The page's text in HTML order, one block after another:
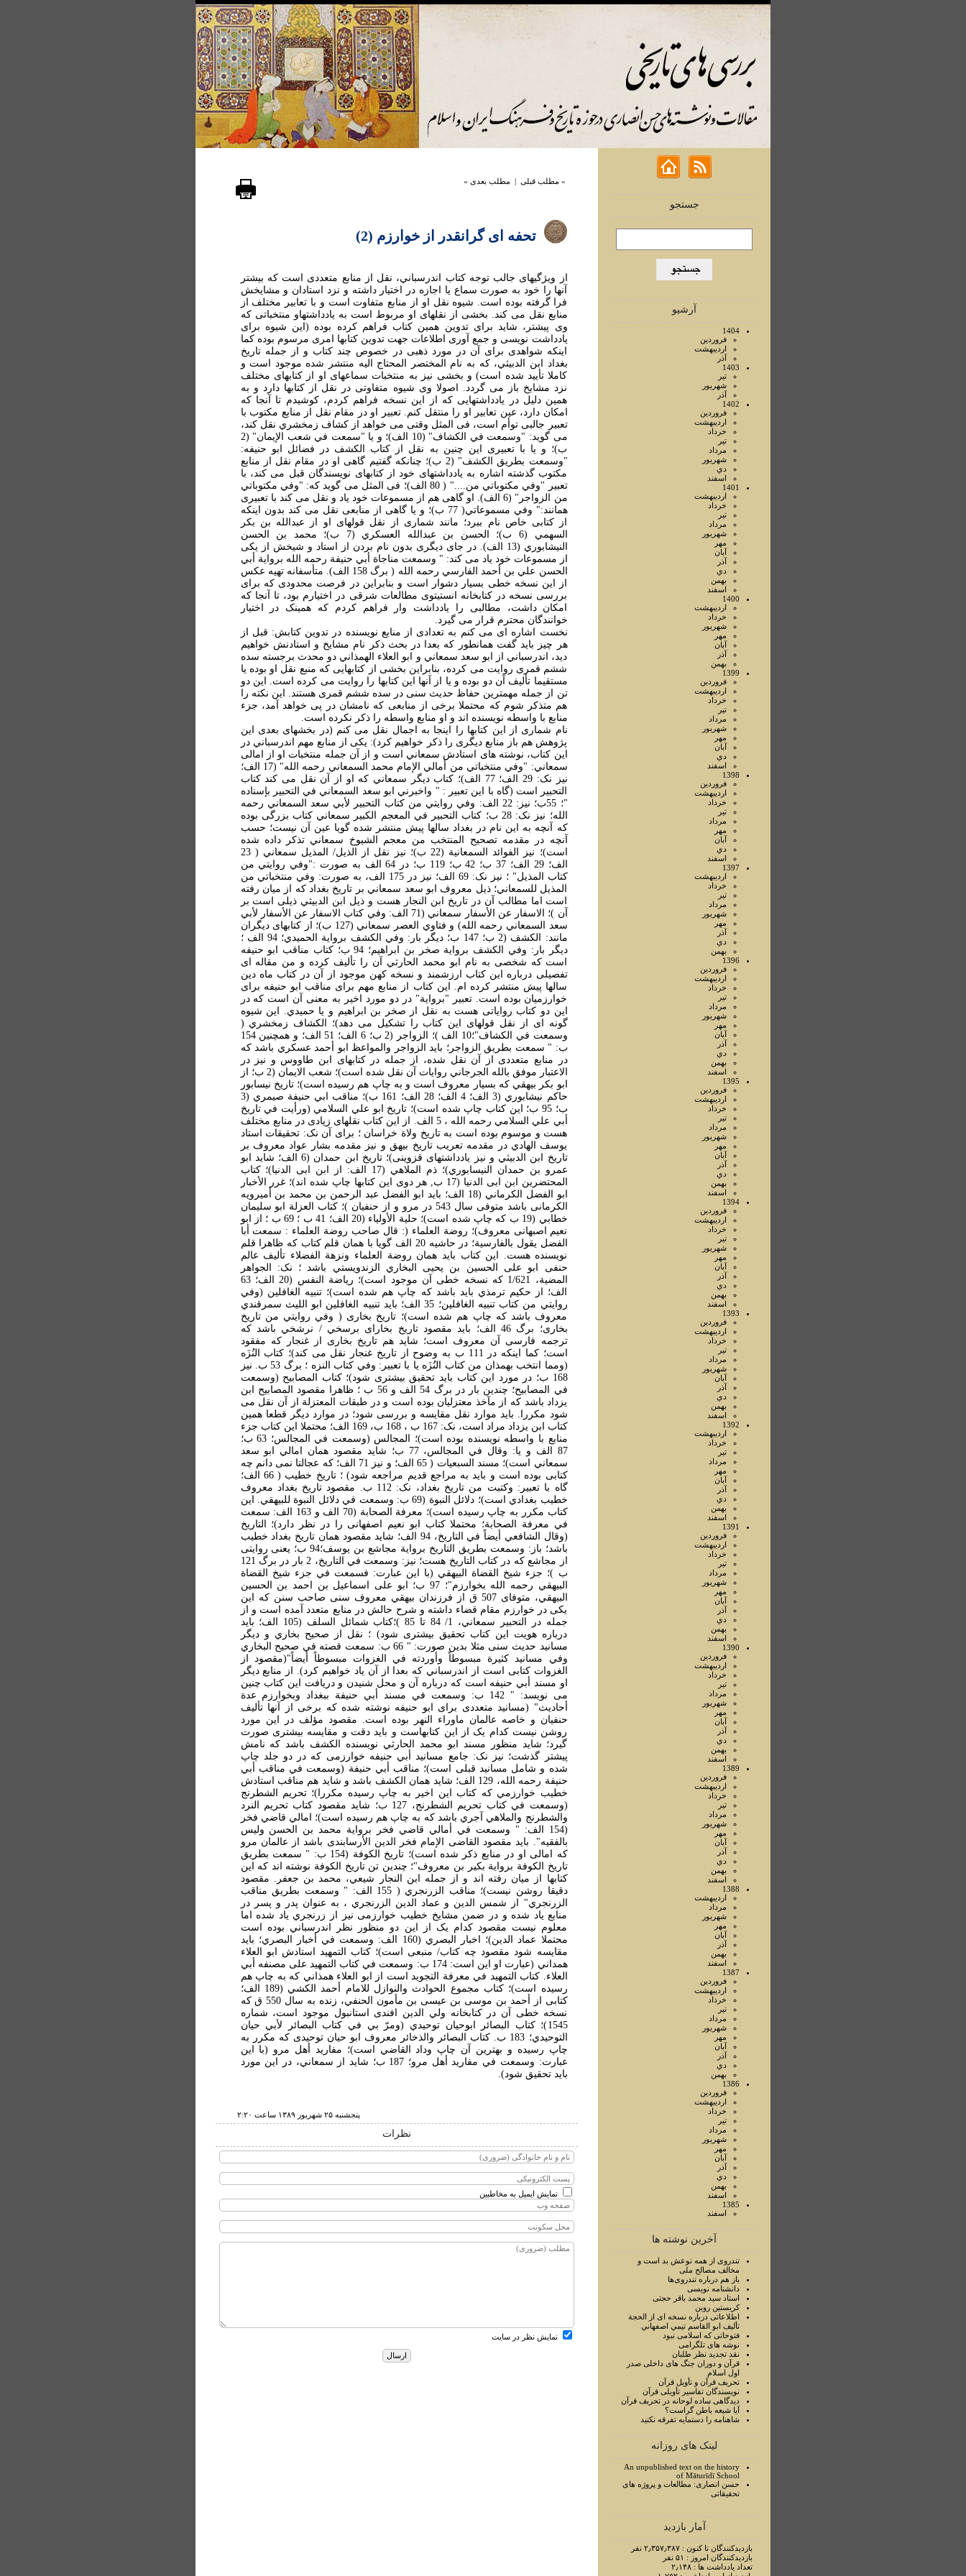
جستجو
آرشیو
1404
فروردين
ارديبهشت
آذر
1403
تير
شهريور
آذر
1402
فروردين
ارديبهشت
خرداد
تير
مرداد
شهريور
دي
اسفند
1401
ارديبهشت
خرداد
تير
مرداد
شهريور
مهر
آبان
آذر
دي
بهمن
اسفند
1400
ارديبهشت
خرداد
شهريور
مهر
آبان
آذر
بهمن
1399
فروردين
ارديبهشت
خرداد
تير
مرداد
شهريور
مهر
آبان
دي
اسفند
1398
فروردين
ارديبهشت
خرداد
تير
مرداد
مهر
آبان
دي
اسفند
1397
ارديبهشت
خرداد
تير
مرداد
شهريور
مهر
آذر
دي
بهمن
1396
فروردين
ارديبهشت
خرداد
تير
مرداد
شهريور
مهر
آبان
آذر
دي
بهمن
اسفند
1395
فروردين
ارديبهشت
خرداد
تير
مرداد
شهريور
مهر
آبان
آذر
دي
بهمن
اسفند
1394
فروردين
ارديبهشت
خرداد
تير
شهريور
مهر
آبان
آذر
دي
بهمن
اسفند
1393
فروردين
ارديبهشت
خرداد
تير
مرداد
شهريور
آبان
آذر
دي
بهمن
اسفند
1392
ارديبهشت
خرداد
تير
مرداد
مهر
آبان
آذر
دي
بهمن
اسفند
1391
فروردين
ارديبهشت
خرداد
تير
مرداد
شهريور
مهر
آبان
آذر
دي
بهمن
اسفند
1390
فروردين
ارديبهشت
خرداد
تير
مرداد
شهريور
مهر
آبان
آذر
دي
بهمن
اسفند
1389
فروردين
ارديبهشت
خرداد
تير
مرداد
شهريور
مهر
آبان
آذر
دي
بهمن
اسفند
1388
ارديبهشت
مرداد
شهريور
مهر
آبان
آذر
بهمن
اسفند
1387
فروردين
ارديبهشت
خرداد
تير
مرداد
شهريور
مهر
آبان
آذر
دي
بهمن
1386
فروردين
ارديبهشت
خرداد
تير
مرداد
شهريور
مهر
آبان
آذر
دي
بهمن
اسفند
1385
اسفند
آخرین نوشته ها
تندروی از همه نوعش بد است و
مخالف مصالح ملی
باز هم درباره تندروی‌ها
دانشنامه نویسی
استاد سيد محمد باقر حجتی
کریستین روبن
اطلاعاتی درباره نسخه ای از الحجة
تأليف ابو القاسم تيمي اصفهاني
فتوحاتی که اسلامی نبود
نوشه های تلگرامی
نقد تجدید نظر طلبان
قرآن و دوران جنگ های داخلی صدر
اول اسلام
تحريف قرآن و تأويل قرآن
نويسندگان تفاسير تأويلی قرآن
ديدگاهی ساده لوحانه در تحريف قرآن
آيا شيعه باطن گراست؟
شاهنامه را دستمايه تفرقه نکنيد
لینک های روزانه
An unpublished text on the history
of Māturīdī School
حسن انصاری: مطالعات و پروژه های
تحقیقاتی
آمار بازدید
بازدیدکنندگان تا کنون : ۲٫۳۵۷٫۳۸۷ نفر
بازدیدکنندگان امروز : ۵۱ نفر
تعداد یادداشت ها : ۲٫۱۴۸
« مطلب قبلی | مطلب بعدی »
تحفه ای گرانقدر از خوارزم (2)
از ويژگيهای جالب توجه کتاب اندرسباني، نقل از منابع متعددی است که بيشتر
آنها را خود به صورت سماع يا اجازه در اختيار داشته و نزد استادان و مشايخش
فرا گرفته بوده است. شيوه نقل او از منابع متفاوت است و با تعابير مختلف از
منابع نقل می کند. بخشی از نقلهای او مربوط است به يادداشتهاو منتخباتی که
وی پيشتر، شايد برای تدوين همين کتاب فراهم کرده بوده (اين شيوه برای
يادداشت نويسی و جمع آوری اطلاعات جهت تدوين کتابها امری مرسوم بوده کما
اينکه شواهدی برای آن در مورد ذهبی در خصوص چند کتاب و از جمله تاريخ
بغداد ابن الدبيثي، که به نام المختصر المحتاج اليه منتشر شده موجود است و
کاملا تأييد شده است) و بخشی نيز به منتخبات سماعهای او از کتابهای مختلف
نزد مشايخ باز می گردد. اصولا وی شيوه متفاوتی در نقل از کتابها دارد و به
همين دليل در يادداشتهايی که از اين نسخه فراهم کردم، کوشيدم تا آنجا که
امکان دارد، عين تعابير او را منتقل کنم. تعبير او در مقام نقل از منابع مکتوب با
تعبير جالبی توأم است، فی المثل وقتی می خواهد از کشاف زمخشري نقل کند،
می گويد: "وسمعت في الکشاف" (10 الف)؛ و يا "سمعت في شعب الإيمان" (2
ب)؛ و يا با تعبيری اين چنين به نقل از کتاب الکشف در فضائل ابو حنيفه:
"وسمعت بطريق الکشف" (2 ب)؛ چنانکه گفتيم گاهی او در مقام نقل از منابع
مکتوب گذشته اشاره به يادداشتهای خود از کتابهای نويسندگان قبل می کند، با
تعبير "وفي مکتوباتي من...." ( 80 الف)؛ فی المثل می گويد که: "وفي مکتوباتي
من الزواجر" (6 الف). او گاهی هم از مسموعات خود ياد و نقل می کند با تعبيری
همانند:" وفي مسموعاتي( 77 ب)؛ و يا گاهی از منابعی نقل می کند بدون اينکه
از کتابی خاص نام ببرد؛ مانند شماری از نقل قولهای او از عبدالله بن بکر
السهمي (6 ب)؛ الحسن بن عبدالله العسکري (7 ب)؛ محمد بن الحسن
النيشابوري (13 الف). در جای ديگری بدون نام بردن از استاد و شيخش از يکی
از مسموعات خود ياد می کند: " وسمعت مناجاة أبي حنيفة رحمه الله برواية أبي
الحسن علي بن أحمد الفارسي رحمه الله ( برگ 158 الف). متأسفانه تهيه عکس
از اين نسخه خطی بسيار دشوار است و بنابراين در فرصت محدودی که برای
بررسی نسخه در کتابخانه انستيتوی مطالعات شرقی در اختيارم بود، تا آنجا که
امکان داشت، مطالبی را يادداشت وار فراهم کردم که همينک در اختيار
خوانندگان محترم قرار می گيرد.
نخست اشاره ای می کنم به تعدادی از منابع نويسنده در تدوين کتابش: قبل از
هر چيز بايد گفت همانطور که بعدا در بحث ذکر نام مشايخ و استادنش خواهيم
ديد، اندرسباني از ابو سعد سمعاني و ابو العلاء الهمذاني دو محدث برجسته سده
ششم قمری روايت می کرده، بنابراين بخشی از کتابهايی که منبع نقل او بوده يا
مستقيما تأليف آن دو بوده و يا از آنها اين کتابها را روايت می کرده است. اين دو
تن از جمله مهمترين حفاظ حديث سنی در سده ششم قمری هستند. اين نکته را
هم متذکر شوم که محتملا برخی از منابعی که نامشان در پی خواهد آمد، جزء
منابع با واسطه نويسنده اند و او منابع واسطه را ذکر نکرده است.
نام شماری از اين کتابها را اينجا به اجمال نقل می کنم (در بخشهای بعدی اين
پژوهش هم باز منابع ديگری را ذکر خواهيم کرد): يکی از منابع مهم اندرسباني در
اين کتاب، نوشته های استادش سمعاني است و از آن جمله منتخبات او از امالی
سمعاني: "وفي منتخباتي من أمالي الإمام محمد السمعاني رحمه الله" (17 الف؛
نيز نک: 29 الف؛ 77 الف)؛ کتاب ديگر سمعاني که او از آن نقل می کند کتاب
التحبير است (گاه با اين تعبير : " واخبرني ابو سعد السمعاني في التحبير بإسناده
"؛ 55ب؛ نيز: 22 الف: وفي روايتي من کتاب التحبير لأبي سعد السمعاني رحمه
الله؛ نيز نک: 28 ب؛ کتاب التحبير في المعجم الکبير سمعاني کتاب بزرگی بوده
که آنچه به اين نام در بغداد سالها پيش منتشر شده گويا عين آن نيست؛ حسب
آنچه در مقدمه تصحيح المنتخب من معجم الشيوخ سمعاني تذکر داده شده
است)؛ نيز الفوائد السمعانية (22 ب)؛ نيز نقل از الذيل/ المذيل سمعاني ( 23
الف؛ 29 الف؛ 37 ب؛ 42 ب؛ 119 ب؛ در 64 الف به صورت :"وفي روايتي من
کتاب المذيل" ؛ نيز نک: 69 الف؛ نيز در 175 الف، به صورت: وفي منتخباتي من
المذيل للسمعاني؛ ذيل معروف ابو سعد سمعاني بر تاريخ بغداد که از ميان رفته
است اما مطالب آن در تاريخ ابن النجار هست و ذيل ابن الدبيثي ذيلی است بر
آن )؛ الاسفار عن الأسفار سمعاني (71 الف: وفي کتاب الاسفار عن الأسفار لأبي
سعد السمعاني رحمه الله) و فتاوي العصر سمعاني (127 ب)؛ از کتابهای ديگران
مانند: الکشف (2 ب؛ 147 ب؛ ديگر بار: وفي الکشف برواية الحميدي؛ 94 الف ؛
ديگر بار: وفي الکشف برواية صخر بن ابراهيم؛ 94 ب؛ کتاب مناقب ابو حنيفه
است که شخصی به نام ابو محمد الحارثي آن را تأليف کرده و من مقاله ای
تفصيلی درباره اين کتاب ارزشمند و نسخه کهن موجود از آن در کتاب ماه دين
سالها پيش منتشر کرده ام. اين کتاب از منابع مهم برای مناقب ابو حنيفه برای
خوارزميان بوده است. تعبير "برواية" در دو مورد اخير به معنی آن است که در
اين دو کتاب رواياتی هست به نقل از صخر بن ابراهيم و يا حميدي. اين شيوه
گونه ای از نقل قولهای اين کتاب را تشکيل می دهد)؛ الکشاف زمخشري (
وسمعت في الکشاف"؛10 الف )؛ الزواجر (2 ب؛ 6 الف؛ 51 الف؛ و همچنين 154
ب: " سمعت بطريق الزواجر؛ بايد الزواجر والمواعظ ابو أحمد عسکري باشد که
در منابع متعددی از آن نقل شده، از جمله در کتابهای ابن طاووس و نيز در
الاعتبار موفق بالله الجرجاني روايات آن نقل شده است)؛ شعب الايمان (2 ب؛ از
ابو بکر بيهقي که بسيار معروف است و به چاپ هم رسيده است)؛ تاريخ نيسابور
حاکم نيشابوري (3 الف؛ 4 الف؛ 28 الف؛ 161 ب)؛ مناقب ابي حنيفة صيمري (3
ب؛ 95 ب؛ اين کتاب چاپ شده است)؛ تاريخ ابو علي السلامي (ورأيت في تاريخ
أبي علي السلامي رحمه الله ، 5 الف. از اين کتاب نقلهای زيادی در منابع مختلف
هست و موسوم بوده است به تاريخ ولاة خراسان ؛ برای آن نک: تحقيقات استاد
يوسف الهادي در مقدمه تعريب تاريخ بيهق و نيز مقدمه بشار عواد معروف بر
تاريخ ابن الدبيثي و نيز يادداشتهای قزوينی)؛ تاريخ ابن حمدان (6 الف؛ شايد ابو
عمرو بن حمدان النيسابوري)؛ ذم الملاهي (17 الف: از ابن ابی الدنيا)؛ کتاب
المحتضرين ابن ابی الدنيا (17 ب, هر دوی اين کتابها چاپ شده اند)؛ غرر الأخبار
ابو الفضل الکرماني (18 الف؛ بايد ابو الفضل عبد الرحمن بن محمد بن أميرويه
الکرمانی باشد متوفی سال 543 در مرو و از حنفيان )؛ کتاب العزلة ابو سليمان
خطابي (19 ب که چاپ شده است)؛ حلية الأولياء (20 الف؛ 41 ب ؛ 69 ب ؛ از ابو
نعيم اصبهانی معروف)؛ روضة العلماء (: قال صاحب روضة العلماء : سمعت أبا
الفضل يقول بالفارسية؛ در حاشيه 20 الف گويا با همان قلم کتاب که ظاهرا قلم
نويسنده هست. اين کتاب بايد همان روضة العلماء ونزهة الفضلاء تأليف عالم
حنفی ابو علی الحسين بن يحيى البخاري الزندويستي باشد ؛ نک: الجواهر
المضية، 1/621 که نسخه خطی آن موجود است)؛ رياضة النفس (20 الف؛ 63
الف؛ از حکيم ترمذي بايد باشد که چاپ هم شده است)؛ تنبيه الغافلين (وفي
روايتي من کتاب تنبيه الغافلين؛ 35 الف؛ بايد تنبيه الغافلين ابو الليث سمرقندي
معروف باشد که چاپ هم شده است)؛ تاريخ بخاری ( وفي روايتي من تاريخ
بخاری؛ برگ 46 الف؛ بايد مقصود تاريخ بخارای برسخي / نرشخي باشد که
ترجمه فارسی آن معروف است؛ شايد هم تاريخ بخاری از غنجار که مفقود
است؛ کما اينکه در 111 ب به وضوح از تاريخ غنجار نقل می کند)؛ کتاب النُزَه
(ومما انتخب بهمذان من کتاب النُزَه يا با تعبير: وفي کتاب النزه ؛ برگ 53 ب. نيز
168 ب؛ در مورد اين کتاب بايد تحقيق بيشتری شود)؛ کتاب المصابيح (وسمعت
في المصابيح؛ چندين بار در برگ 54 الف و 56 ب ؛ ظاهرا مقصود المصابيح ابن
يزداد باشد که از مآخذ معتزليان بوده است و در طبقات المعتزلة از آن نقل می
شود مکررا. بايد موارد نقل مقايسه و بررسی شود؛ در موارد ديگر قطعا همين
کتاب ابن يزداد مراد است، نک: 167 ب ، 168 ب، 169 الف؛ محتملا اين کتاب جزء
منابع با واسطه نويسنده بوده است)؛ المجالس (وسمعت في المجالس؛ 63 ب؛
87 الف و يا: وقال في المجالس، 77 ب؛ شايد مقصود همان امالي ابو سعد
سمعاني است)؛ مسند السبعيات ( 65 الف؛ و نيز 71 الف؛ که عجالتا نمی دانم چه
کتابی بوده است و بايد به مراجع قديم مراجعه شود) ؛ تاريخ خطيب ( 66 الف؛
گاه با تعبير: وکتبت من تاريخ بغداد، نک: 112 ب. مقصود تاريخ بغداد معروف
خطيب بغدادي است)؛ دلائل النبوة (69 ب: وسمعت في دلائل النبوة للبيهقي. اين
کتاب مکرر به چاپ رسيده است)؛ معرفة الصحابة (70 الف و 163 الف: سمعت
في معرفة الصحابة؛ محتملا کتاب ابو نعيم اصفهانی را در نظر دارد)؛ التاريخ
(وقال الشافعي أيضاً في التاريخ، 94 الف؛ شايد مقصود همان تاريخ بغداد خطيب
باشد؛ باز: وسمعت بطريق التاريخ برواية مجاشع بن يوسف؛94 ب؛ يعنی روايتی
از مجاشع که در کتاب التاريخ هست؛ نيز: وسمعت في التاريخ، 2 بار در برگ 121
ب )؛ جزء شيخ القضاة البيهقي (با اين عبارت: فسمعت في جزء شيخ القضاة
البيهقي رحمه الله بخوارزم"؛ 97 ب؛ ابو علی اسماعيل بن احمد بن الحسين
البيهقي، متوفای 507 ق از فرزندان بيهقي معروف سنی صاحب سنن که اين
يکی در خوارزم مقام قضاء داشته و شرح حالش در منابع متعدد آمده است و از
جمله در التحبير سمعاني، 1/ 84 تا 85 )؛کتاب شمائل السلف (105 الف؛ بايد
درباره هويت اين کتاب تحقيق بيشتری شود) ؛ نقل از صحيح بخاري و ديگر
مسانيد حديث سنی مثلا بدين صورت: " 66 ب: سمعت قصته في صحيح البخاري
وفي مسانيد کثيرة مبسوطاً وأوردته في الغزوات مبسوطاً أيضاً"(مقصود از
الغزوات کتابی است از اندرسباني که بعدا از آن ياد خواهيم کرد). از منابع ديگر
او مسند أبي حنيفه است که درباره آن و محل شنيدن و دريافت اين کتاب چنين
می نويسد: " 142 ب: وسمعت في مسند أبي حنيفة ببغداد وبخوارزم عدة
أحاديث" (مسانيد متعددی برای ابو حنيفه نوشته شده که برخی از آنها تأليف
حنفيان و خاصه عالمان ماوراء النهر بوده است. مقصود مؤلف در اين مورد
روشن نيست کدام يک از اين کتابهاست و بايد دقت و مقايسه بيشتری صورت
گيرد؛ شايد منظور مسند ابو محمد الحارثي نويسنده الکشف باشد که نامش
پيشتر گذشت؛ نيز نک: جامع مسانيد أبي حنيفه خوارزمی که در دو جلد چاپ
شده و شامل مسانيد قبلی است)؛ مناقب أبي حنيفة (وسمعت في مناقب أبي
حنيفة رحمه الله، 129 الف؛ شايد همان الکشف باشد و شايد هم مناقب استادش
خطيب خوارزمي که کتاب اين اخير به چاپ رسيده مکررا)؛ تحريم الشطرنج
(وسمعت في کتاب تحريم الشطرنج، 127 ب؛ شايد مقصود کتاب تحريم النرد
والشطرنج والملاهي آجري باشد که به چاپ هم رسيده است)؛ امالي قاضي فخر
(154 الف: " وسمعت في أمالي قاضي فخر برواية محمد بن الحسن وليس
بالفقيه". بايد مقصود القاضی الإمام فخر الدين الأرسابندى باشد از عالمان مرو
که امالی او در منابع ذکر شده است)؛ تاريخ الکوفة (154 ب: " سمعت بطريق
تاريخ الکوفة برواية بکير بن معروف"؛ چندين تن تاريخ الکوفة نوشته اند که اين
کتابها از ميان رفته اند و از جمله ابن النجار شيعي، محمد بن جعفر. مقصود
دقيقا روشن نيست)؛ مناقب الزرنجري ( 155 الف: " وسمعت بطريق مناقب
الزرنجري" از شمس الدين و عماد الدين الزرنجري ، به عنوان پدر و پسر در
منابع ياد شده و در ضمن مشايخ خطيب خوارزمی نيز از زرنجري ياد شده اما
معلوم نيست مقصود کدام يک از اين دو منظور نظر اندرسباني بوده است
محتملا عماد الدين)؛ اخبار البصري (160 الف: وسمعت في أخبار البصري؛ بايد
مقايسه شود مقصود چه کتاب/ منبعی است)؛ کتاب التمهيد استادش ابو العلاء
همداني (عبارت او اين است: 174 ب: وسمعت في کتاب التمهيد علی مصنفه أبي
العلاء. کتاب التمهيد في معرفة التجويد است از ابو العلاء همذاني که به چاپ هم
رسيده است)؛ کتاب مجموع الحوادث والنوازل للامام أحمد الکشي (189 الف؛
کتابی از أحمد بن موسى بن عيسى بن مأمون الحنفي، زنده به سال 550 ق که
نسخه خطی آن در کتابخانه ولي الدين افندی استانبول موجود است، شماره
1545)؛ کتاب البصائر ابوحيان توحيدي (ومرّ بي في کتاب البصائر لأبي حيان
التوحيدي؛ 183 ب. کتاب البصائر والذخائر معروف ابو حيان توحيدی که مکرر به
چاپ رسيده و بهترين آن چاپ وداد القاضي است)؛ مفاريد أهل مرو (با اين
عبارت: وسمعت في مفاريد أهل مرو؛ 187 ب؛ شايد از سمعاني، در اين مورد
بايد تحقيق شود).
پنجشنبه ۲۵ شهريور ۱۳۸۹ ساعت ۲:۲۰
نظرات
نمایش ایمیل به مخاطبین
نمایش نظر در سایت